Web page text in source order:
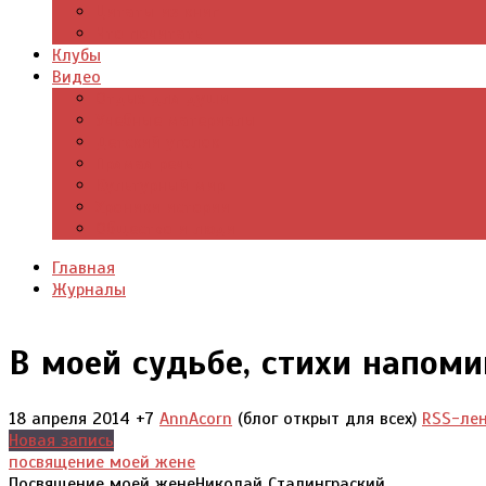
Клубы
Видео
Главная
Журналы
В моей судьбе, стихи
18 апреля 2014 +7 AnnAcorn (блог открыт для всех) RSS-
Новая запись
посвящение моей жене